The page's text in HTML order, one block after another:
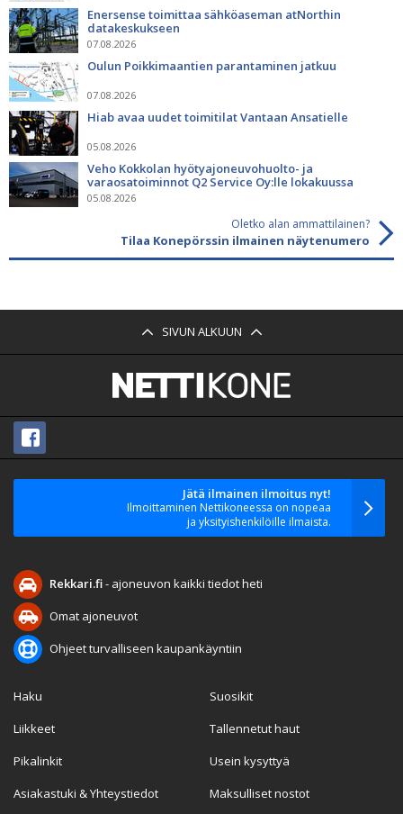
Enersense toimittaa sähköaseman atNorthin
datakeskukseen
07.08.2026
Oulun Poikkimaantien parantaminen jatkuu
07.08.2026
Hiab avaa uudet toimitilat Vantaan Ansatielle
05.08.2026
Veho Kokkolan hyötyajoneuvohuolto- ja
varaosatoiminnot Q2 Service Oy:lle lokakuussa
05.08.2026
Oletko alan ammattilainen?
Tilaa Konepörssin ilmainen näytenumero
SIVUN ALKUUN
Jätä ilmainen ilmoitus nyt!
Ilmoittaminen Nettikoneessa on nopeaa
ja yksityishenkilöille ilmaista.
Rekkari.fi- ajoneuvon kaikki tiedot heti
Omat ajoneuvot
Ohjeet turvalliseen kaupankäyntiin
Haku
Liikkeet
Pikalinkit
Asiakastuki & Yhteystiedot
Suosikit
Tallennetut haut
Usein kysyttyä
Maksulliset nostot